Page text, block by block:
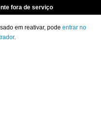
fora de serviço
em reativar, pode entrar no
.